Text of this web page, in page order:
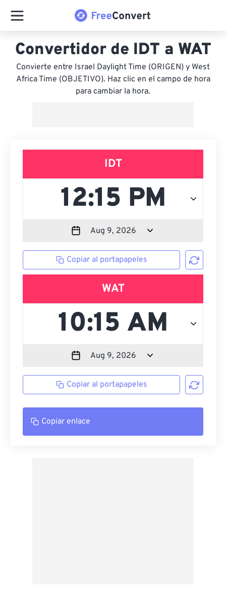
Convertidor de IDT a WAT
Convierte entre Israel Daylight Time (ORIGEN) y West
Africa Time (OBJETIVO). Haz clic en el campo de hora
para cambiar la hora.
IDT
Copiar al portapapeles
WAT
Copiar al portapapeles
Copiar enlace